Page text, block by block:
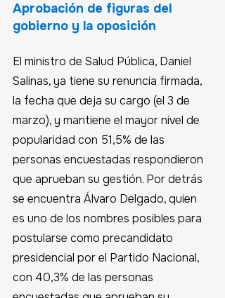
Aprobación de figuras del
gobierno y la oposición
El ministro de Salud Pública, Daniel
Salinas, ya tiene su renuncia firmada,
la fecha que deja su cargo (el 3 de
marzo), y mantiene el mayor nivel de
popularidad con 51,5% de las
personas encuestadas respondieron
que aprueban su gestión. Por detrás
se encuentra Álvaro Delgado, quien
es uno de los nombres posibles para
postularse como precandidato
presidencial por el Partido Nacional,
con 40,3% de las personas